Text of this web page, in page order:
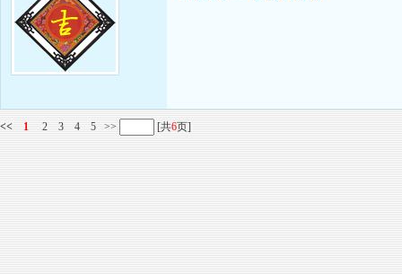
<< 1 2 3 4 5 >> [共6页]